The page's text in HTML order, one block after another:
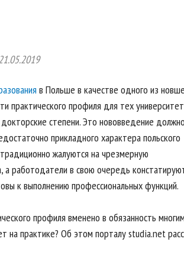
в Польше в качестве одного из
практического профиля для тех
степени. Это нововведение
прикладного характера польского
жалуются на чрезмерную
а работодатели в свою очередь
к выполнению профессиональных функций.
профиля вменено в обязанность
на практике? Об этом порталу studia.net